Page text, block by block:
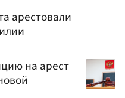
арестовали
на арест